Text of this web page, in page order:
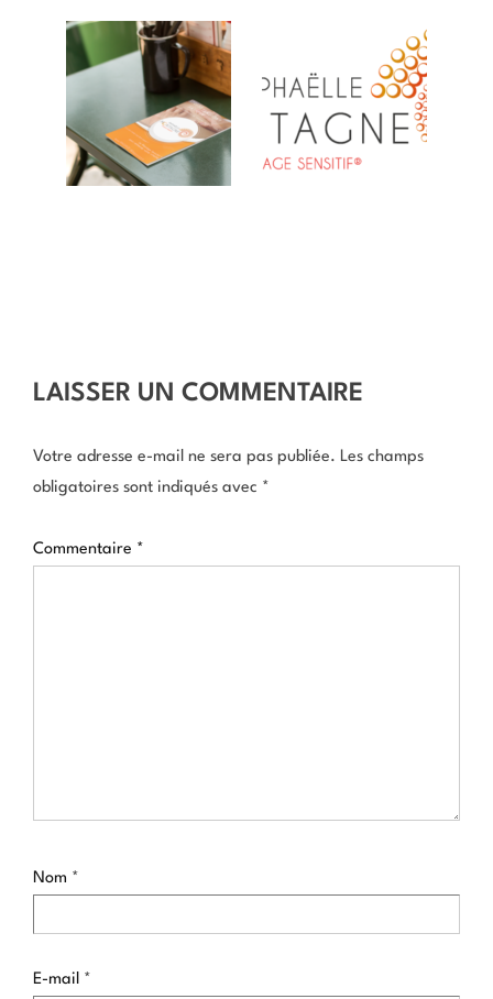
LAISSER UN COMMENTAIRE
Votre adresse e-mail ne sera pas publiée. Les champs
obligatoires sont indiqués avec *
Commentaire *
Nom *
E-mail *